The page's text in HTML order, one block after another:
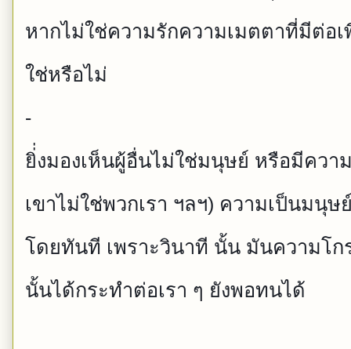
หากไม่ใช่ความรักความเมตตาที่มีต่อ
ใช่หรือไม่
-
ยิ่่งมองเห็นผู้อื่นไม่ใช่มนุษย์ หรือมีควา
เขาไม่ใช่พวกเรา ฯลฯ) ความเป็นมนุษ
โดยทันท
เพราะวินาที นั้น มันความโ
นั้นได้กระทำต่อเรา ๆ ยังพอทนได้